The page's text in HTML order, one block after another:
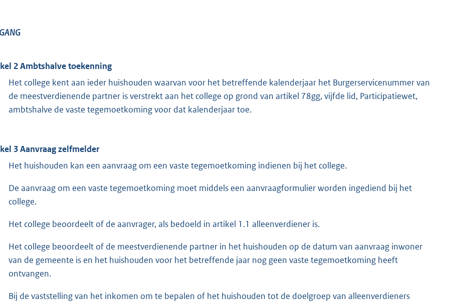
2 Ambtshalve toekenning
Het college kent aan ieder huishouden waarvan voor het betreffende kalenderjaar het Burgerservicenummer van
de meestverdienende partner is verstrekt aan het college op grond van artikel 78gg, vijfde lid, Participatiewet,
ambtshalve de vaste tegemoetkoming voor dat kalenderjaar toe.
3 Aanvraag zelfmelder
Het huishouden kan een aanvraag om een vaste tegemoetkoming indienen bij het college.
De aanvraag om een vaste tegemoetkoming moet middels een aanvraagformulier worden ingediend bij het
college.
Het college beoordeelt of de aanvrager, als bedoeld in artikel 1.1 alleenverdiener is.
Het college beoordeelt of de meestverdienende partner in het huishouden op de datum van aanvraag inwoner
van de gemeente is en het huishouden voor het betreffende jaar nog geen vaste tegemoetkoming heeft
ontvangen.
Bij de vaststelling van het inkomen om te bepalen of het huishouden tot de doelgroep van alleenverdieners